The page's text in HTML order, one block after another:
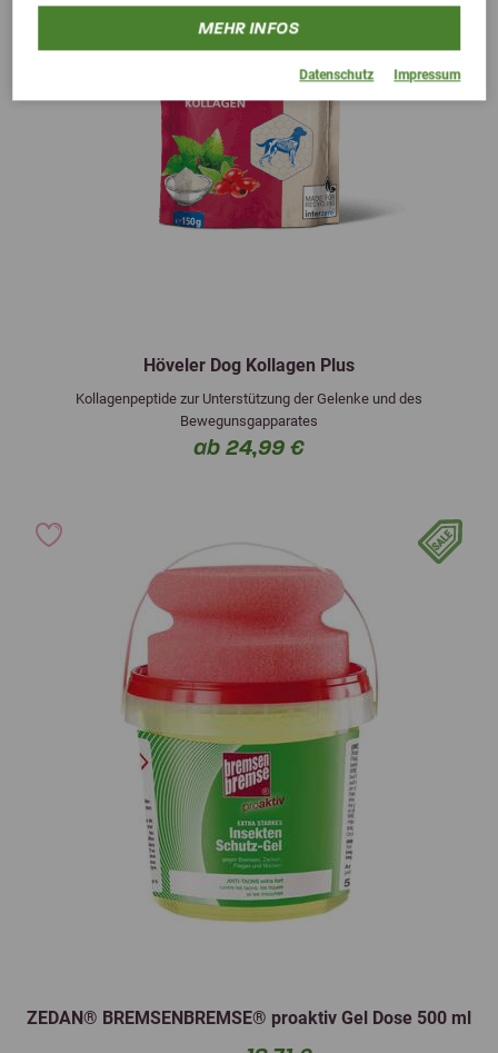
MEHR INFOS
Datenschutz Impressum
Höveler Dog Kollagen Plus
Kollagenpeptide zur Unterstützung der Gelenke und des
Bewegunsgapparates
ab 24,99 €
ZEDAN® BREMSENBREMSE® proaktiv Gel Dose 500 ml